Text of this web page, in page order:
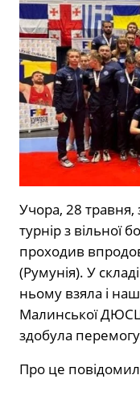
Учора, 28
турнір з вільної
проходив
(Румунія). У
ньому взяла і
Малинської
здобула
Про це